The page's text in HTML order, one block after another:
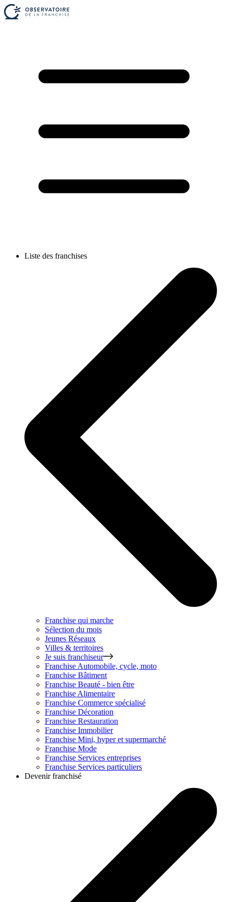
Liste des franchises
Franchise qui marche
Sélection du mois
Jeunes Réseaux
Villes & territoires
Je suis franchiseur
Franchise Automobile, cycle, moto
Franchise Bâtiment
Franchise Beauté - bien être
Franchise Alimentaire
Franchise Commerce spécialisé
Franchise Décoration
Franchise Restauration
Franchise Immobilier
Franchise Mini, hyper et supermarché
Franchise Mode
Franchise Services entreprises
Franchise Services particuliers
Devenir franchisé